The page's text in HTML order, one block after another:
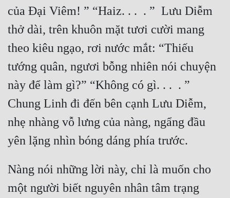
của Đại Viêm! ” “Haiz. . .  . ”  Lưu Diễm
thở dài, trên khuôn mặt tươi cười mang
theo kiêu ngạo, rơi nước mắt: “Thiếu
tướng quân, ngươi bỗng nhiên nói chuyện
này để làm gì?” “Không có gì. . .  . ”
Chung Linh đi đến bên cạnh Lưu Diễm,
nhẹ nhàng vỗ lưng của nàng, ngẩng đầu
Nàng nói những lời này, chỉ là muốn cho
một người biết nguyên nhân tâm trạng